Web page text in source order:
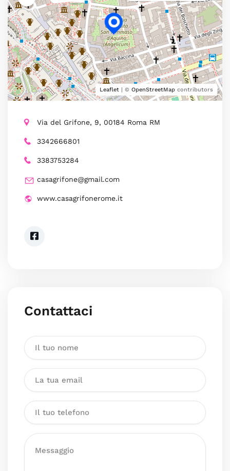
Leaflet | © OpenStreetMap contributors
Via del Grifone, 9, 00184 Roma RM
3342666801
3383753284
casagrifone@gmail.com
www.casagrifonerome.it
Contattaci